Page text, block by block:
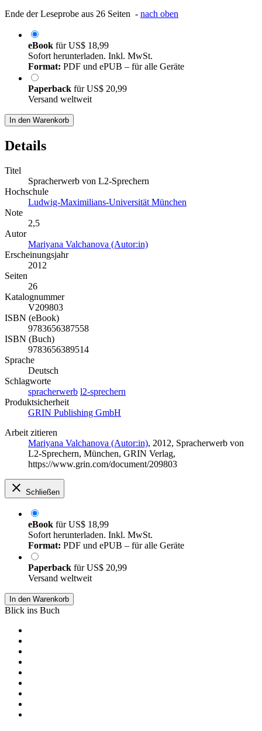
Ende der Leseprobe aus 26 Seiten - nach oben
eBook fürUS$ 18,99
Sofort herunterladen. Inkl. MwSt.
Format: PDF und ePUB – für alle Geräte
Paperback fürUS$ 20,99
Versand weltweit
In den Warenkorb
Details
Titel
Spracherwerb von L2-Sprechern
Hochschule
Ludwig-Maximilians-Universität München
Note
2,5
Autor
Mariyana Valchanova (Autor:in)
Erscheinungsjahr
2012
Seiten
26
Katalognummer
V209803
ISBN (eBook)
9783656387558
ISBN (Buch)
9783656389514
Sprache
Deutsch
Schlagworte
spracherwerb l2-sprechern
Produktsicherheit
GRIN Publishing GmbH
Arbeit zitieren
Mariyana Valchanova (Autor:in), 2012, Spracherwerb von
L2-Sprechern, München, GRIN Verlag,
https://www.grin.com/document/209803
Schließen
eBook fürUS$ 18,99
Sofort herunterladen. Inkl. MwSt.
Format: PDF und ePUB – für alle Geräte
Paperback fürUS$ 20,99
Versand weltweit
In den Warenkorb
Blick ins Buch